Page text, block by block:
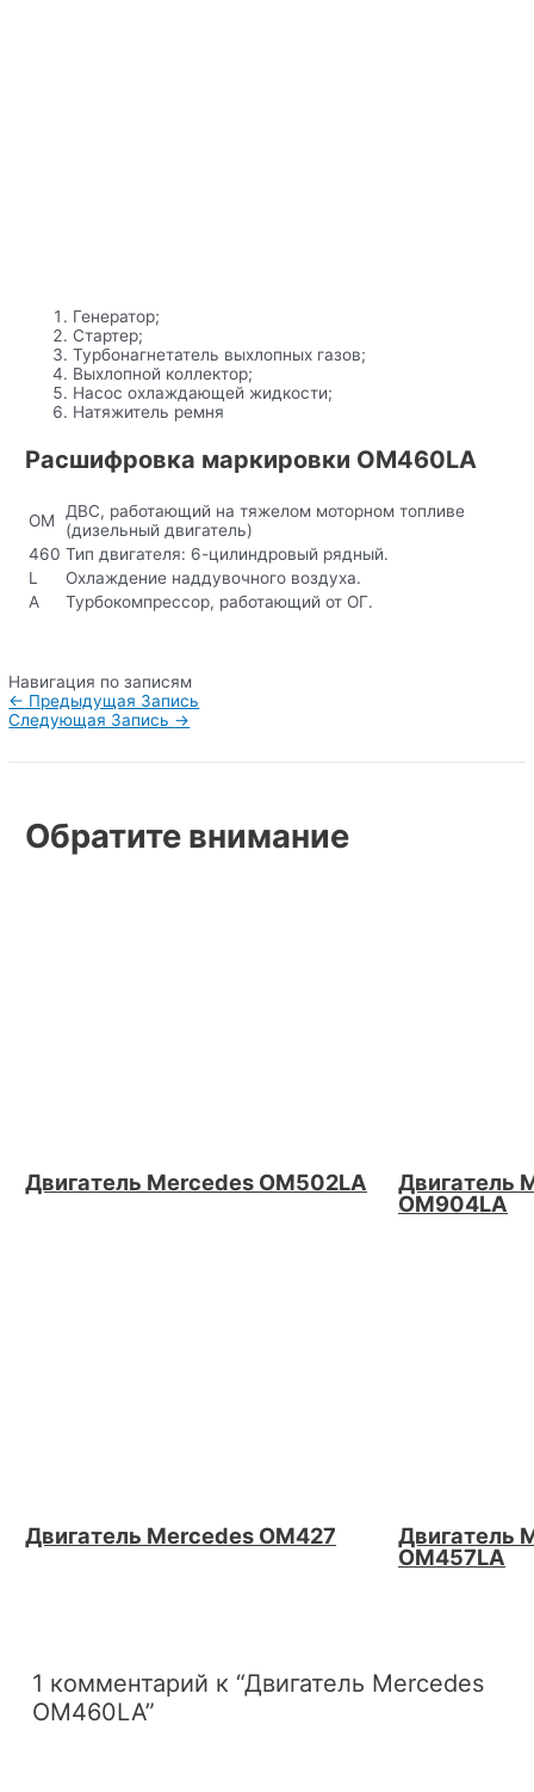
Генератор;
Стартер;
Турбонагнетатель выхлопных газов;
Выхлопной коллектор;
Насос охлаждающей жидкости;
Натяжитель ремня
Расшифровка маркировки OM460LA
OM
ДВС, работающий на тяжелом моторном топливе
(дизельный двигатель)
460 Тип двигателя: 6-цилиндровый рядный.
L
Охлаждение наддувочного воздуха.
A
Турбокомпрессор, работающий от ОГ.
Навигация по записям
← Предыдущая Запись
Следующая Запись →
Обратите внимание
Двигатель Mercedes OM502LA
Двигатель
OM904LA
Двигатель Mercedes OM427
Двигатель
OM457LA
1 комментарий к “Двигатель Mercedes
OM460LA”